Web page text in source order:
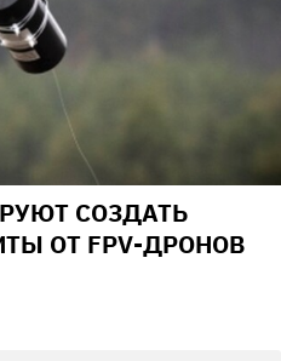
СОЗДАТЬ
ОТ FPV-ДРОНОВ